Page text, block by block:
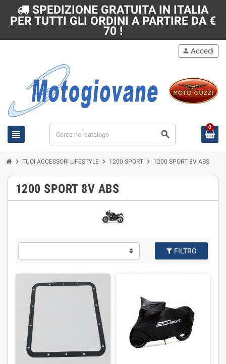
SPEDIZIONE GRATUITA IN ITALIA
PER TUTTI GLI ORDINI A PARTIRE DA €
70 !
view_headline search
person Accedi
0
chevron_right TUOI ACCESSORI LIFESTYLE chevron_right 1200 SPORT chevron_right 1200 SPORT 8V ABS
1200 SPORT 8V ABS
FILTRO